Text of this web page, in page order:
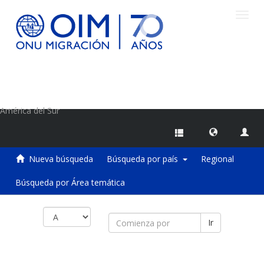
América del Sur
Nueva búsqueda Búsqueda por país Regional
Búsqueda por Área temática
Ir